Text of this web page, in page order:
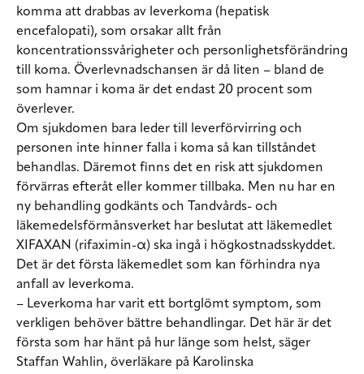
komma att drabbas av leverkoma (hepatisk
encefalopati), som orsakar allt från
koncentrationssvårigheter och personlighetsförändring
till koma. Överlevnadschansen är då liten – bland de
som hamnar i koma är det endast 20 procent som
överlever.
Om sjukdomen bara leder till leverförvirring och
personen inte hinner falla i koma så kan tillståndet
behandlas. Däremot finns det en risk att sjukdomen
förvärras efteråt eller kommer tillbaka. Men nu har en
ny behandling godkänts och Tandvårds- och
läkemedelsförmånsverket har beslutat att läkemedlet
XIFAXAN (rifaximin-α) ska ingå i högkostnadsskyddet.
Det är det första läkemedlet som kan förhindra nya
anfall av leverkoma.
– Leverkoma har varit ett bortglömt symptom, som
verkligen behöver bättre behandlingar. Det här är det
första som har hänt på hur länge som helst, säger
Staffan Wahlin, överläkare på Karolinska